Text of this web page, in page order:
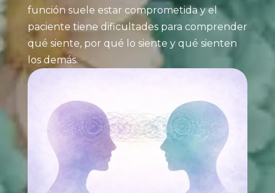
función suele estar comprometida y el
paciente tiene dificultades para comprender
qué siente, por qué lo siente y qué sienten
los demás.